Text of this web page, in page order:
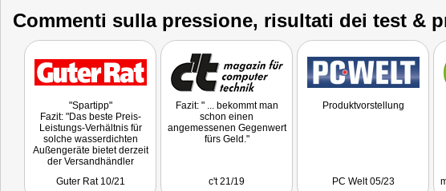
Commenti sulla pressione, risultati dei test &
"Spartipp"
Fazit: "Das beste Preis-
Leistungs-Verhältnis für
solche wasserdichten
Außengeräte bietet derzeit
der Versandhändler
Guter Rat 10/21
Fazit: " ... bekommt man
schon einen
angemessenen Gegenwert
fürs Geld."
c't 21/19
Produktvorstellung
PC Welt 05/23